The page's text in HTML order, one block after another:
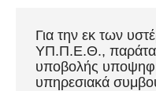
Για την εκ των
ΥΠ.Π.Ε.Θ.,
υποβολής
υπηρεσιακά